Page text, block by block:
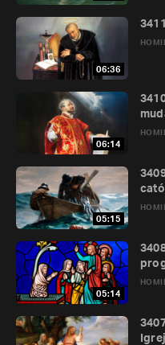
06:36
06:14
05:15
05:14